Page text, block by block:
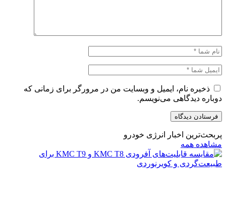
ذخیره نام، ایمیل و وبسایت من در مرورگر برای زمانی که
دوباره دیدگاهی می‌نویسم.
پربحث‌ترین اخبار انرژی خودرو
مشاهده همه